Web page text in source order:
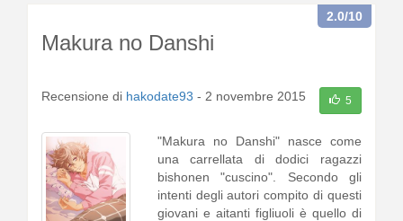
Makura no Danshi
2.0/10
Recensione di hakodate93 - 2 novembre 2015 5
"Makura no Danshi" nasce come
una carrellata di dodici ragazzi
bishonen "cuscino". Secondo gli
intenti degli autori compito di questi
giovani e aitanti figliuoli è quello di